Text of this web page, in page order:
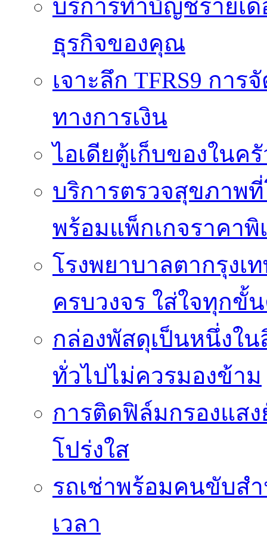
บริการทำบัญชีรายเ
ธุรกิจของคุณ
เจาะลึก TFRS9 กา
ทางการเงิน
ไอเดียตู้เก็บของในค
บริการตรวจสุขภาพ
พร้อมแพ็กเกจราคาพิ
โรงพยาบาลตากรุงเ
ครบวงจร ใส่ใจทุกขั้
กล่องพัสดุเป็นหนึ่งใ
ทั่วไปไม่ควรมองข้าม
การติดฟิล์มกรองแส
โปร่งใส
รถเช่าพร้อมคนขับส
เวลา